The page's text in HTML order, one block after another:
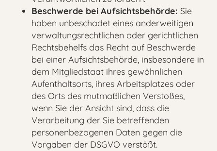
Beschwerde bei Aufsichtsbehörde: Sie
haben unbeschadet eines anderweitigen
verwaltungsrechtlichen oder gerichtlichen
Rechtsbehelfs das Recht auf Beschwerde
bei einer Aufsichtsbehörde, insbesondere in
dem Mitgliedstaat ihres gewöhnlichen
Aufenthaltsorts, ihres Arbeitsplatzes oder
des Orts des mutmaßlichen Verstoßes,
wenn Sie der Ansicht sind, dass die
Verarbeitung der Sie betreffenden
personenbezogenen Daten gegen die
Vorgaben der DSGVO verstößt.